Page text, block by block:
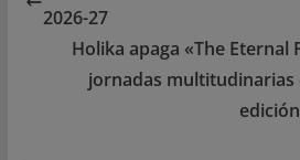
2026-27
Holika apaga «The Eternal
jornadas multitudinarias